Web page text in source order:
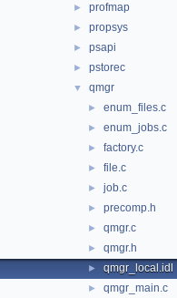
► profmap
► propsys
► psapi
► pstorec
▼ qmgr
► enum_files.c
► enum_jobs.c
► factory.c
► file.c
► job.c
► precomp.h
► qmgr.c
► qmgr.h
► qmgr_local.idl
► qmgr_main.c